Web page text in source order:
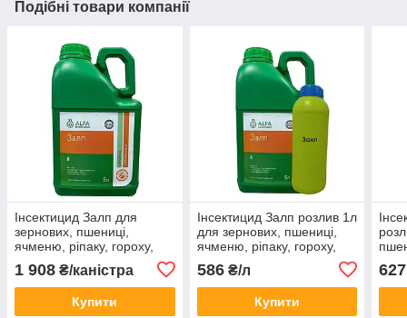
Подібні товари компанії
Інсектицид Залп для
зернових, пшениці,
ячменю, ріпаку, гороху,
плодових дерев
1 908 ₴/каністра
Купити
Інсектицид Залп розлив 1л
для зернових, пшениці,
ячменю, ріпаку, гороху,
плодових дерев
586₴/л
Купити
627